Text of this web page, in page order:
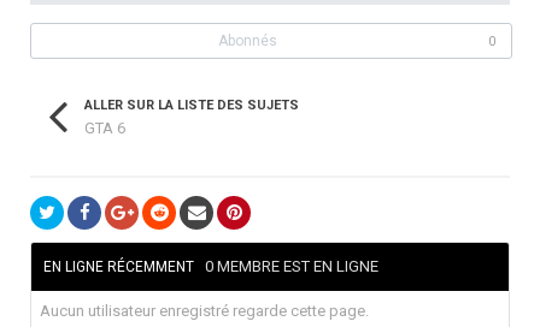
Abonnés 0
ALLER SUR LA LISTE DES SUJETS
GTA 6
EN LIGNE RÉCEMMENT 0 MEMBRE EST EN LIGNE
Aucun utilisateur enregistré regarde cette page.